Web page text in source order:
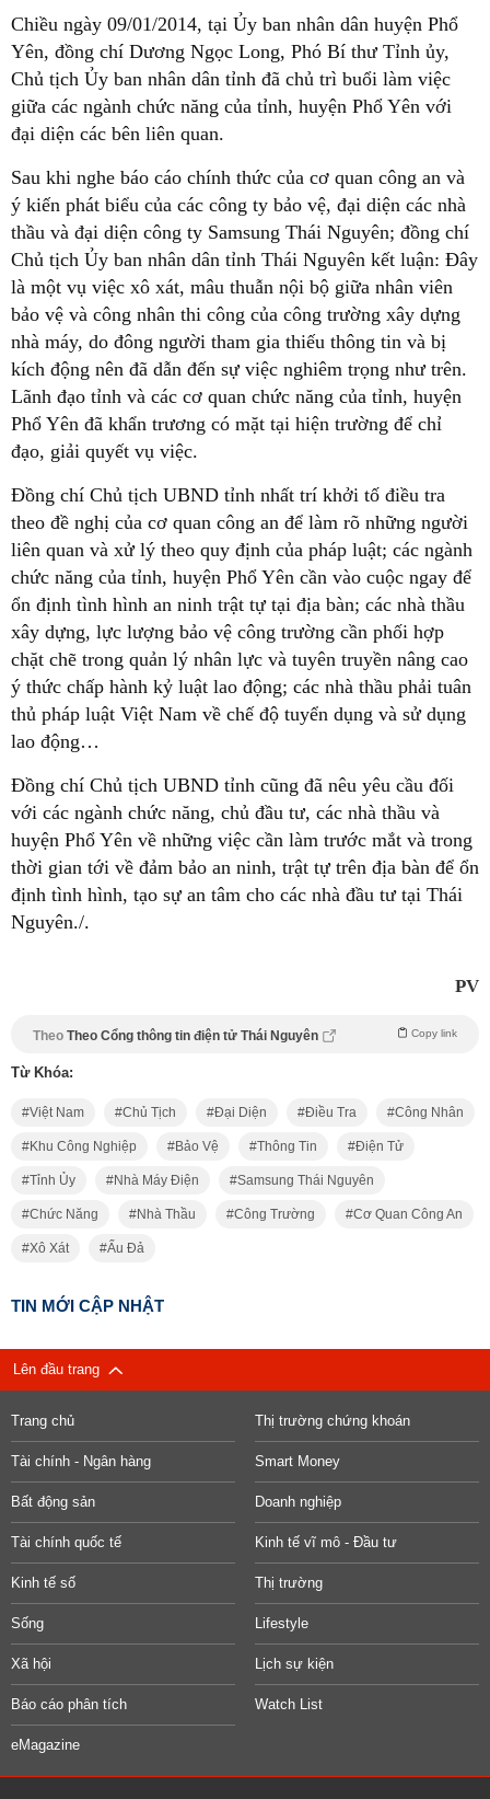
Chiều ngày 09/01/2014, tại Ủy ban nhân dân huyện Phổ
Yên, đồng chí Dương Ngọc Long, Phó Bí thư Tỉnh ủy,
Chủ tịch Ủy ban nhân dân tỉnh đã chủ trì buổi làm việc
giữa các ngành chức năng của tỉnh, huyện Phổ Yên với
đại diện các bên liên quan.
Sau khi nghe báo cáo chính thức của cơ quan công an và
ý kiến phát biểu của các công ty bảo vệ, đại diện các nhà
thầu và đại diện công ty Samsung Thái Nguyên; đồng chí
Chủ tịch Ủy ban nhân dân tỉnh Thái Nguyên kết luận: Đây
là một vụ việc xô xát, mâu thuẫn nội bộ giữa nhân viên
bảo vệ và công nhân thi công của công trường xây dựng
nhà máy, do đông người tham gia thiếu thông tin và bị
kích động nên đã dẫn đến sự việc nghiêm trọng như trên.
Lãnh đạo tỉnh và các cơ quan chức năng của tỉnh, huyện
Phổ Yên đã khẩn trương có mặt tại hiện trường để chỉ
đạo, giải quyết vụ việc.
Đồng chí Chủ tịch UBND tỉnh nhất trí khởi tố điều tra
theo đề nghị của cơ quan công an để làm rõ những người
liên quan và xử lý theo quy định của pháp luật; các ngành
chức năng của tỉnh, huyện Phổ Yên cần vào cuộc ngay để
ổn định tình hình an ninh trật tự tại địa bàn; các nhà thầu
xây dựng, lực lượng bảo vệ công trường cần phối hợp
chặt chẽ trong quản lý nhân lực và tuyên truyền nâng cao
ý thức chấp hành kỷ luật lao động; các nhà thầu phải tuân
thủ pháp luật Việt Nam về chế độ tuyển dụng và sử dụng
lao động…
Đồng chí Chủ tịch UBND tỉnh cũng đã nêu yêu cầu đối
với các ngành chức năng, chủ đầu tư, các nhà thầu và
huyện Phổ Yên về những việc cần làm trước mắt và trong
thời gian tới về đảm bảo an ninh, trật tự trên địa bàn để ổn
định tình hình, tạo sự an tâm cho các nhà đầu tư tại Thái
Nguyên./.
PV
Theo Theo Cổng thông tin điện tử Thái Nguyên Copy link
Từ Khóa:
Việt Nam Chủ Tịch Đại Diện Điều Tra Công Nhân
Khu Công Nghiệp Bảo Vệ Thông Tin Điện Tử
Tỉnh Ủy Nhà Máy Điện Samsung Thái Nguyên
Chức Năng Nhà Thầu Công Trường Cơ Quan Công An
Xô Xát Ẩu Đả
TIN MỚI CẬP NHẬT
Lên đầu trang
Trang chủ Thị trường chứng khoán
Tài chính - Ngân hàng Smart Money
Bất động sản Doanh nghiệp
Tài chính quốc tế Kinh tế vĩ mô - Đầu tư
Kinh tế số Thị trường
Sống Lifestyle
Xã hội Lịch sự kiện
Báo cáo phân tích Watch List
eMagazine